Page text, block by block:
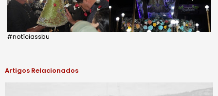
#notíciassbu
Artigos Relacionados